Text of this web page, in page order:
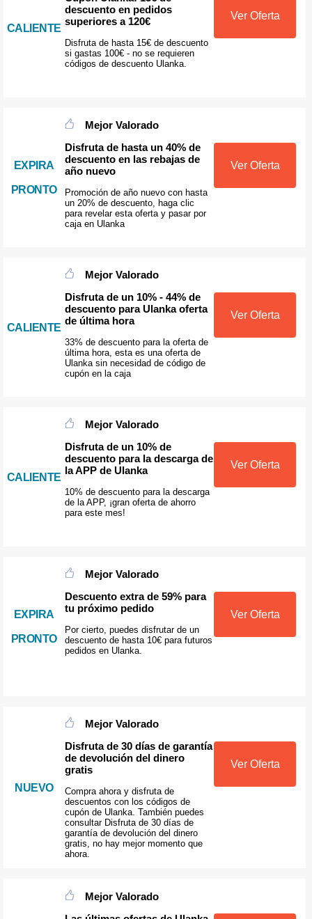
CALIENTE
descuento en pedidos
superiores a 120€
Disfruta de hasta 15€ de descuento
si gastas 100€ - no se requieren
códigos de descuento Ulanka.
Ver Oferta
EXPIRA
PRONTO
Mejor Valorado
Disfruta de hasta un 40% de
descuento en las rebajas de
año nuevo
Promoción de año nuevo con hasta
un 20% de descuento, haga clic
para revelar esta oferta y pasar por
caja en Ulanka
Ver Oferta
CALIENTE
Mejor Valorado
Disfruta de un 10% - 44% de
descuento para Ulanka oferta
de última hora
33% de descuento para la oferta de
última hora, esta es una oferta de
Ulanka sin necesidad de código de
cupón en la caja
Ver Oferta
CALIENTE
Mejor Valorado
Disfruta de un 10% de
descuento para la descarga de
la APP de Ulanka
10% de descuento para la descarga
de la APP, ¡gran oferta de ahorro
para este mes!
Ver Oferta
EXPIRA
PRONTO
Mejor Valorado
Descuento extra de 59% para
tu próximo pedido
Por cierto, puedes disfrutar de un
descuento de hasta 10€ para futuros
pedidos en Ulanka.
Ver Oferta
NUEVO
Mejor Valorado
Disfruta de 30 días de garantía
de devolución del dinero
gratis
Compra ahora y disfruta de
descuentos con los códigos de
cupón de Ulanka. También puedes
consultar Disfruta de 30 días de
garantía de devolución del dinero
gratis, no hay mejor momento que
ahora.
Ver Oferta
Mejor Valorado